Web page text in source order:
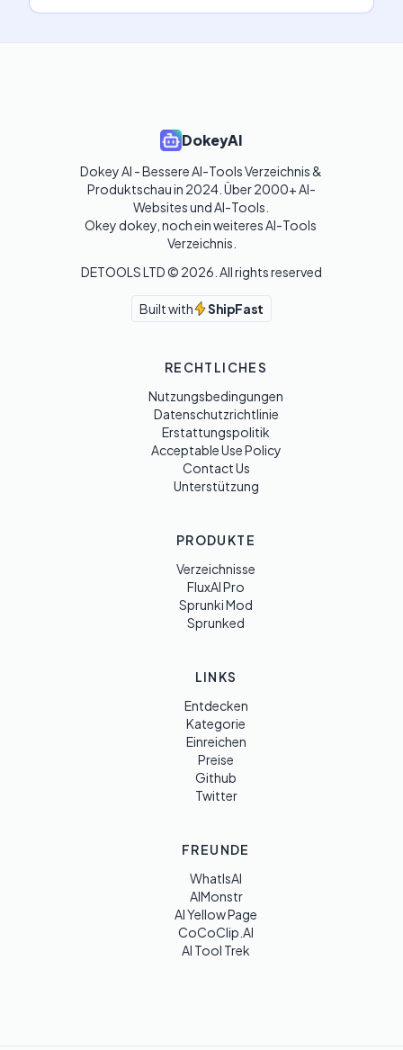
DokeyAI
Dokey AI - Bessere AI-Tools Verzeichnis &
Produktschau in 2024. Über 2000+ AI-
Websites und AI-Tools.
Okey dokey, noch ein weiteres AI-Tools
Verzeichnis.
DETOOLS LTD © 2026 . All rights reserved
Built with ShipFast
RECHTLICHES
Nutzungsbedingungen
Datenschutzrichtlinie
Erstattungspolitik
Acceptable Use Policy
Contact Us
Unterstützung
PRODUKTE
Verzeichnisse
FluxAI Pro
Sprunki Mod
Sprunked
LINKS
Entdecken
Kategorie
Einreichen
Preise
Github
Twitter
FREUNDE
WhatIsAI
AIMonstr
AI Yellow Page
CoCoClip.AI
AI Tool Trek